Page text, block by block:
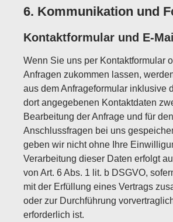
6. Kommunikation und
Kontaktformular und E-
Wenn Sie uns per Kontaktformular
Anfragen zukommen lassen,
aus dem Anfrageformular inklusive
dort angegebenen Kontaktdaten
Bearbeitung der Anfrage und für
Anschlussfragen bei uns
geben wir nicht ohne Ihre
Verarbeitung dieser Daten erfolgt
von Art. 6 Abs. 1 lit. b DSGVO,
mit der Erfüllung eines Vertrags
oder zur Durchführung
erforderlich ist.